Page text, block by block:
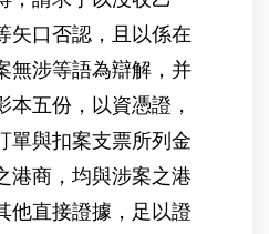
矢口否認，且以係在
無涉等語為辯解，并
本五份，以資憑證，
單與扣案支票所列金
港商，均與涉案之港
他直接證據，足以證